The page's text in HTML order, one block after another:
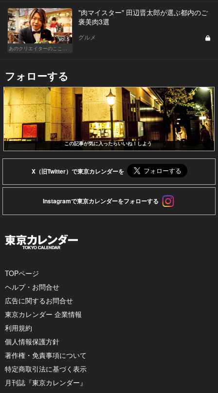
Vol.5
"肉マイスター" 田辺晋太郎が選ぶ都内のご
褒美肉3選
グルメ
フォローする
この記事が気に入ったらいいね！しよう
X（旧Twitter）で東京カレンダーを
Instagramで東京カレンダーをフォローする
TOPページ
ヘルプ・お問合せ
広告に関するお問合せ
東京カレンダー 企業情報
利用規約
個人情報保護方針
著作権・免責事項について
特定商取引法に基づく表示
月刊誌『東京カレンダー』